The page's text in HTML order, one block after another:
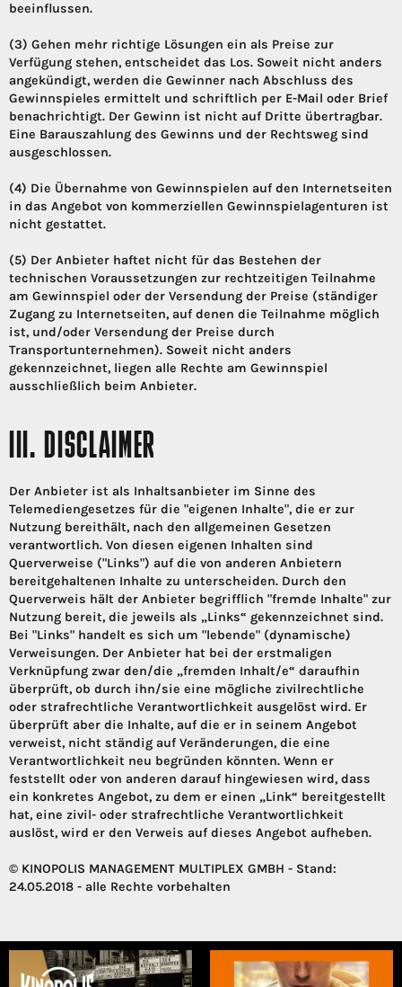
beeinflussen.
(3) Gehen mehr richtige Lösungen ein als Preise zur
Verfügung stehen, entscheidet das Los. Soweit nicht anders
angekündigt, werden die Gewinner nach Abschluss des
Gewinnspieles ermittelt und schriftlich per E-Mail oder Brief
benachrichtigt. Der Gewinn ist nicht auf Dritte übertragbar.
Eine Barauszahlung des Gewinns und der Rechtsweg sind
ausgeschlossen.
(4) Die Übernahme von Gewinnspielen auf den Internetseiten
in das Angebot von kommerziellen Gewinnspielagenturen ist
nicht gestattet.
(5) Der Anbieter haftet nicht für das Bestehen der
technischen Voraussetzungen zur rechtzeitigen Teilnahme
am Gewinnspiel oder der Versendung der Preise (ständiger
Zugang zu Internetseiten, auf denen die Teilnahme möglich
ist, und/oder Versendung der Preise durch
Transportunternehmen). Soweit nicht anders
gekennzeichnet, liegen alle Rechte am Gewinnspiel
ausschließlich beim Anbieter.
III. DISCLAIMER
Der Anbieter ist als Inhaltsanbieter im Sinne des
Telemediengesetzes für die "eigenen Inhalte", die er zur
Nutzung bereithält, nach den allgemeinen Gesetzen
verantwortlich. Von diesen eigenen Inhalten sind
Querverweise ("Links") auf die von anderen Anbietern
bereitgehaltenen Inhalte zu unterscheiden. Durch den
Querverweis hält der Anbieter begrifflich "fremde Inhalte" zur
Nutzung bereit, die jeweils als „Links“ gekennzeichnet sind.
Bei "Links" handelt es sich um "lebende" (dynamische)
Verweisungen. Der Anbieter hat bei der erstmaligen
Verknüpfung zwar den/die „fremden Inhalt/e“ daraufhin
überprüft, ob durch ihn/sie eine mögliche zivilrechtliche
oder strafrechtliche Verantwortlichkeit ausgelöst wird. Er
überprüft aber die Inhalte, auf die er in seinem Angebot
verweist, nicht ständig auf Veränderungen, die eine
Verantwortlichkeit neu begründen könnten. Wenn er
feststellt oder von anderen darauf hingewiesen wird, dass
ein konkretes Angebot, zu dem er einen „Link“ bereitgestellt
hat, eine zivil- oder strafrechtliche Verantwortlichkeit
auslöst, wird er den Verweis auf dieses Angebot aufheben.
© KINOPOLIS MANAGEMENT MULTIPLEX GMBH - Stand:
24.05.2018 - alle Rechte vorbehalten